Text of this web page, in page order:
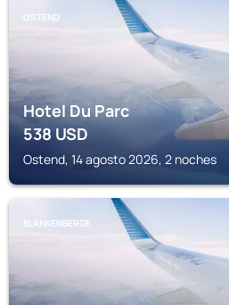
OSTEND
Hotel Du Parc
538USD
Ostend, 14 agosto 2026, 2 noches
BLANKENBERGE